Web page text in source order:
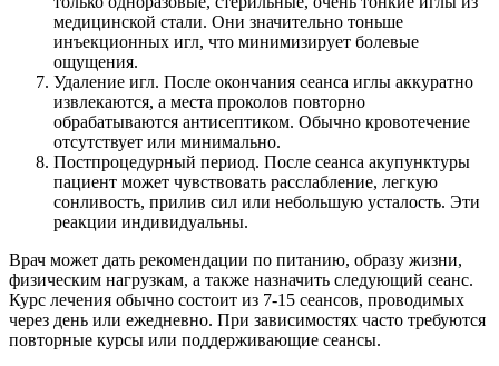
медицинской стали. Они значительно тоньше
инъекционных игл, что минимизирует болевые
ощущения.
Удаление игл. После окончания сеанса иглы аккуратно
извлекаются, а места проколов повторно
обрабатываются антисептиком. Обычно кровотечение
отсутствует или минимально.
Постпроцедурный период. После сеанса акупунктуры
пациент может чувствовать расслабление, легкую
сонливость, прилив сил или небольшую усталость. Эти
реакции индивидуальны.
Врач может дать рекомендации по питанию, образу жизни,
физическим нагрузкам, а также назначить следующий сеанс.
Курс лечения обычно состоит из 7-15 сеансов, проводимых
через день или ежедневно. При зависимостях часто требуются
повторные курсы или поддерживающие сеансы.